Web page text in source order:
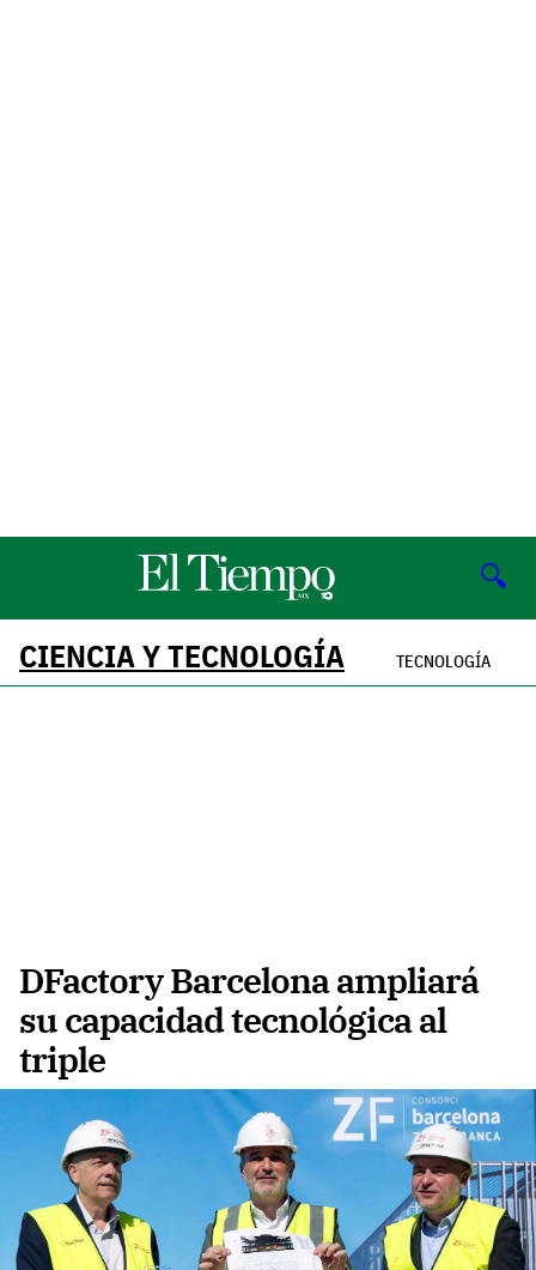
🔍
CIENCIA Y TECNOLOGÍA TECNOLOGÍA
DFactory Barcelona ampliará
su capacidad tecnológica al
triple